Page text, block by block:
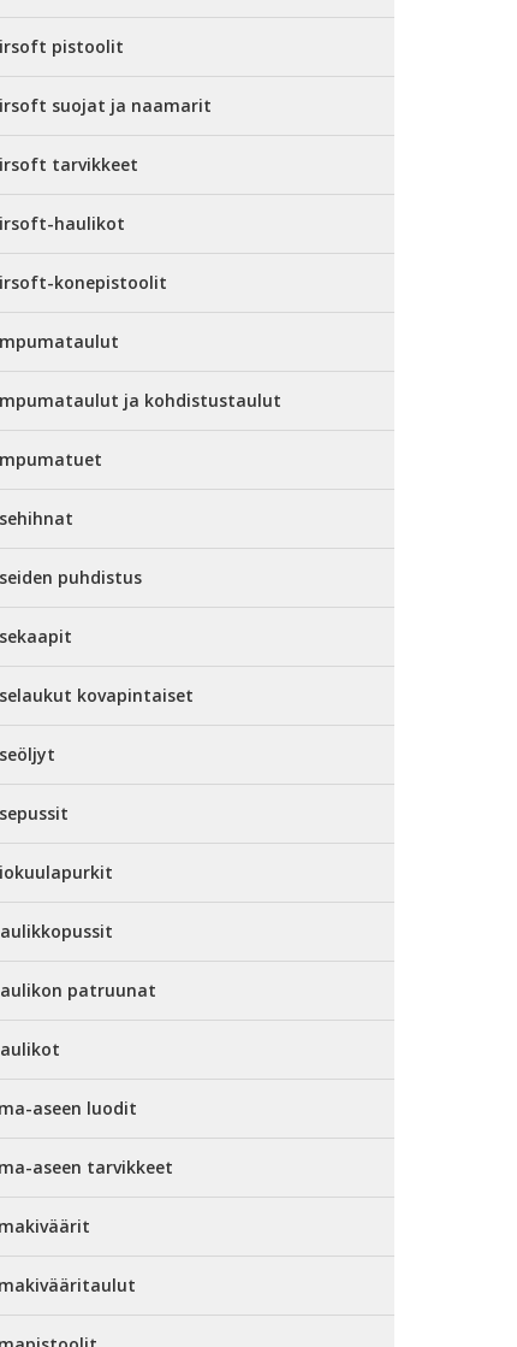
pistoolit
suojat ja naamarit
tarvikkeet
haulikot
konepistoolit
ja kohdistustaulut
puhdistus
kovapintaiset
patruunat
aseen luodit
aseen tarvikkeet